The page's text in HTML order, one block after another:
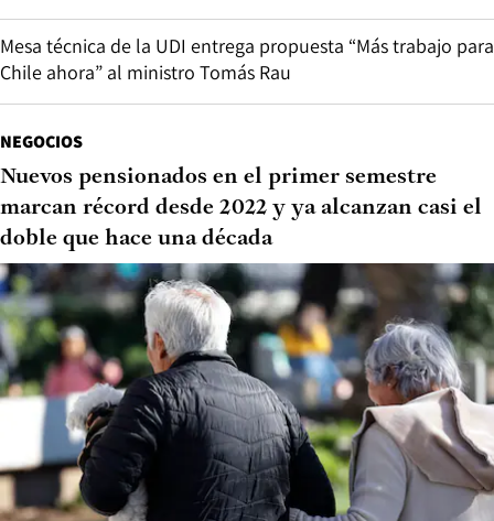
Mesa técnica de la UDI entrega propuesta “Más trabajo para
Chile ahora” al ministro Tomás Rau
NEGOCIOS
Nuevos pensionados en el primer semestre
marcan récord desde 2022 y ya alcanzan casi el
doble que hace una década